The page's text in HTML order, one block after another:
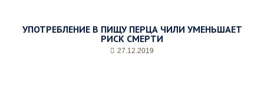
УПОТРЕБЛЕНИЕ В ПИЩУ ПЕРЦА ЧИЛИ УМЕНЬШАЕТ
РИСК СМЕРТИ
27.12.2019